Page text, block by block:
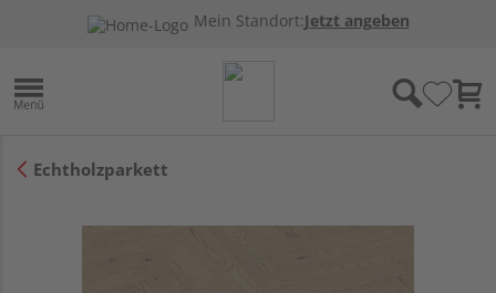
Mein Standort:Jetzt angeben
Echtholzparkett